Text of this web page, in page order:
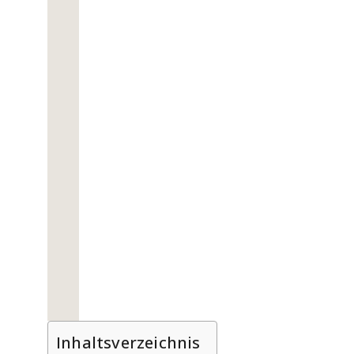
Inhaltsverzeichnis